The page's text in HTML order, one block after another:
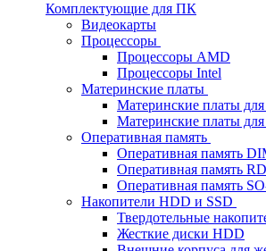
Комплектующие для ПК
Видеокарты
Процессоры
Процессоры AMD
Процессоры Intel
Материнские платы
Материнские платы
Материнские платы
Оперативная память
Оперативная память
Оперативная память
Оперативная память
Накопители HDD и SSD
Твердотельные
Жесткие диски HDD